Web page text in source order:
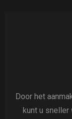
Door het
kunt u sneller